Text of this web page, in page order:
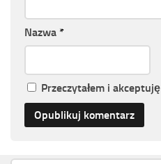
Nazwa *
Przeczytałem i akceptuję